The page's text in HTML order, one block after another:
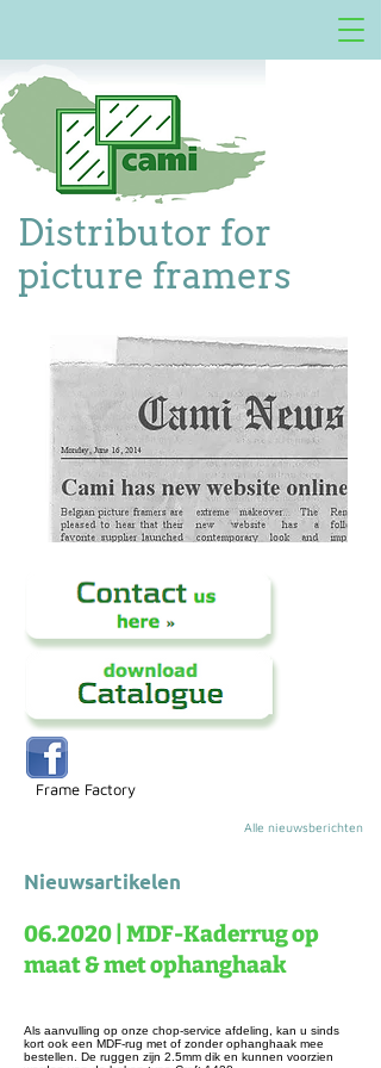
Distributor for
picture framers
Frame Factory
Alle nieuwsberichten
Nieuwsartikelen
06.2020 | MDF-Kaderrug op
maat & met ophanghaak
Als aanvulling op onze chop-service afdeling, kan u sinds
kort ook een MDF-rug met of zonder ophanghaak mee
bestellen. De ruggen zijn 2.5mm dik en kunnen voorzien